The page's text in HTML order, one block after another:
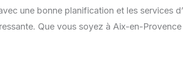
une bonne planification et les services
Que vous soyez à Aix-en-